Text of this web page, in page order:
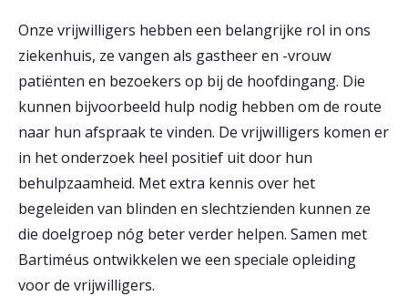
Onze vrijwilligers hebben een belangrijke rol in ons
ziekenhuis, ze vangen als gastheer en -vrouw
patiënten en bezoekers op bij de hoofdingang. Die
kunnen bijvoorbeeld hulp nodig hebben om de route
naar hun afspraak te vinden. De vrijwilligers komen er
in het onderzoek heel positief uit door hun
behulpzaamheid. Met extra kennis over het
begeleiden van blinden en slechtzienden kunnen ze
die doelgroep nóg beter verder helpen. Samen met
Bartiméus ontwikkelen we een speciale opleiding
voor de vrijwilligers.